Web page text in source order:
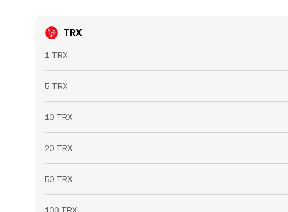
TRX
1 TRX
5 TRX
10 TRX
20 TRX
50 TRX